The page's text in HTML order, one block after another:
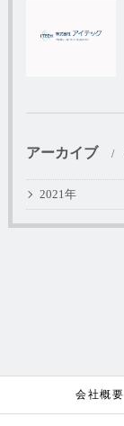
アーカイブ
2021年
会社概要